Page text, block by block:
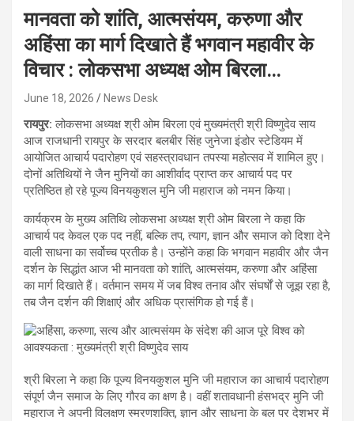
मानवता को शांति, आत्मसंयम, करुणा और
अहिंसा का मार्ग दिखाते हैं भगवान महावीर के
विचार : लोकसभा अध्यक्ष ओम बिरला…
June 18, 2026 News Desk
रायपुर:लोकसभा अध्यक्ष श्री ओम बिरला एवं मुख्यमंत्री श्री विष्णुदेव साय
आज राजधानी रायपुर के सरदार बलबीर सिंह जुनेजा इंडोर स्टेडियम में
आयोजित आचार्य पदारोहण एवं सहस्त्रावधान तपस्या महोत्सव में शामिल हुए।
दोनों अतिथियों ने जैन मुनियों का आशीर्वाद प्राप्त कर आचार्य पद पर
प्रतिष्ठित हो रहे पूज्य विनयकुशल मुनि जी महाराज को नमन किया।
कार्यक्रम के मुख्य अतिथि लोकसभा अध्यक्ष श्री ओम बिरला ने कहा कि
आचार्य पद केवल एक पद नहीं, बल्कि तप, त्याग, ज्ञान और समाज को दिशा देने
वाली साधना का सर्वोच्च प्रतीक है। उन्होंने कहा कि भगवान महावीर और जैन
दर्शन के सिद्धांत आज भी मानवता को शांति, आत्मसंयम, करुणा और अहिंसा
का मार्ग दिखाते हैं। वर्तमान समय में जब विश्व तनाव और संघर्षों से जूझ रहा है,
तब जैन दर्शन की शिक्षाएं और अधिक प्रासंगिक हो गई हैं।
श्री बिरला ने कहा कि पूज्य विनयकुशल मुनि जी महाराज का आचार्य पदारोहण
संपूर्ण जैन समाज के लिए गौरव का क्षण है। वहीं शतावधानी हंसभद्र मुनि जी
महाराज ने अपनी विलक्षण स्मरणशक्ति, ज्ञान और साधना के बल पर देशभर में